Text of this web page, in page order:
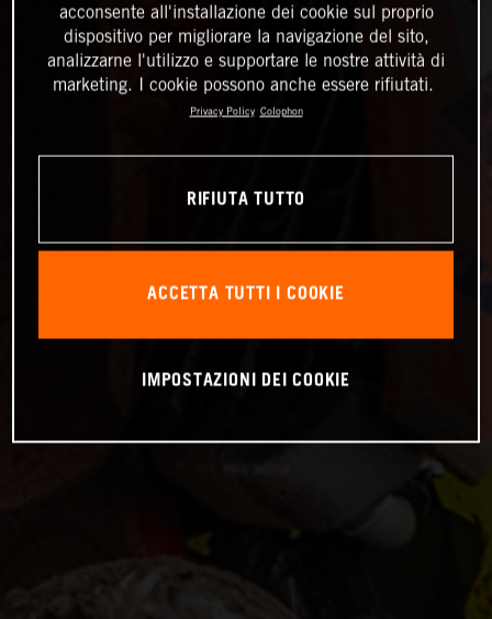
acconsente all'installazione dei cookie sul proprio
dispositivo per migliorare la navigazione del sito,
analizzarne l'utilizzo e supportare le nostre attività di
marketing. I cookie possono anche essere rifiutati.
Privacy Policy Colophon
RIFIUTA TUTTO
ACCETTA TUTTI I COOKIE
IMPOSTAZIONI DEI COOKIE